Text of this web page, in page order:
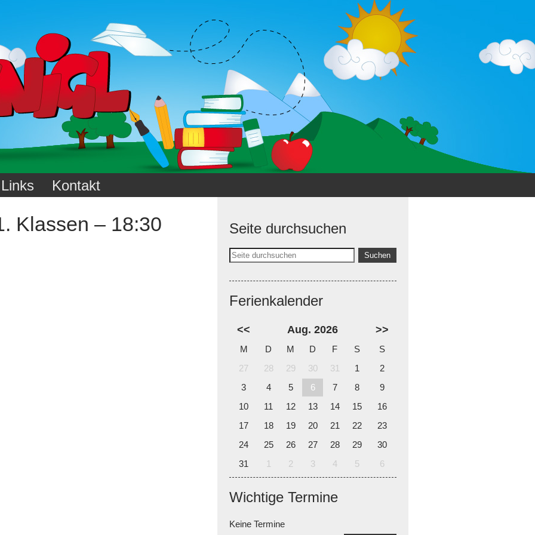
Links Kontakt
Klassen – 18:30 Seite durchsuchen
Ferienkalender
<< Aug. 2026 >>
M D M D F S
S
27
28 29 30 31 1
2
3
4 5 6 7 8
9
10
11 12 13 14 15
16
17
18 19 20 21 22
23
24
25 26 27 28 29
30
31
1 2 3 4 5 6
Wichtige Termine
Keine Termine